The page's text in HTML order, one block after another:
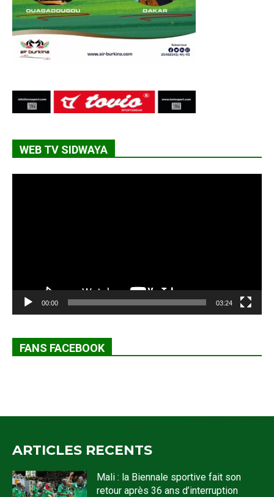
WEB TV SIDWAYA
00:00 03:24
FANS FACEBOOK
ARTICLES RECENTS
Mali : la Biennale sportive fait son
retour après 36 ans d’interruption